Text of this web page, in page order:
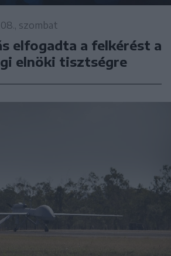
szombat
elfogadta a felkérést a
elnöki tisztségre